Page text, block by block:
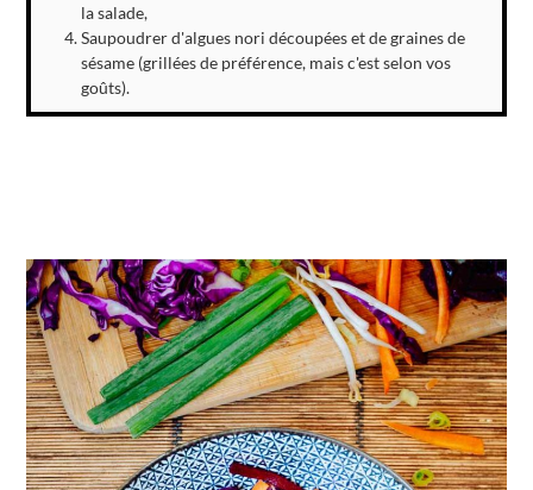
la salade,
Saupoudrer d'algues nori découpées et de graines de
sésame (grillées de préférence, mais c'est selon vos
goûts).